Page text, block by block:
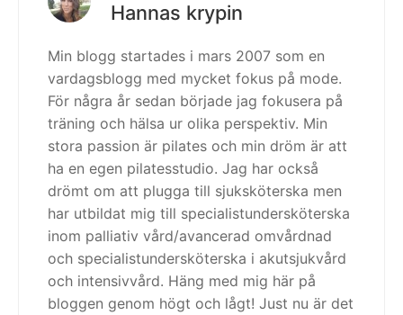
Hannas krypin
Min blogg startades i mars 2007 som en
vardagsblogg med mycket fokus på mode.
För några år sedan började jag fokusera på
träning och hälsa ur olika perspektiv. Min
stora passion är pilates och min dröm är att
ha en egen pilatesstudio. Jag har också
drömt om att plugga till sjuksköterska men
har utbildat mig till specialistundersköterska
inom palliativ vård/avancerad omvårdnad
och specialistundersköterska i akutsjukvård
och intensivvård. Häng med mig här på
bloggen genom högt och lågt! Just nu är det